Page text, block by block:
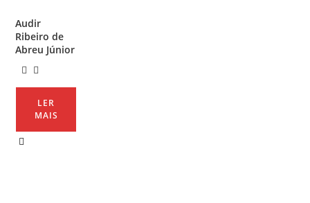
Audir
Ribeiro de
Abreu Júnior
LER
MAIS